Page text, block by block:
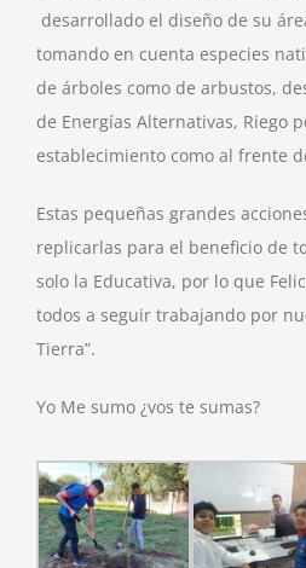
desarrollado el diseño de su
tomando en cuenta especies
de árboles como de arbustos,
de Energías Alternativas, Riego
establecimiento como al frente
Estas pequeñas grandes
replicarlas para el beneficio de
solo la Educativa, por lo que
todos a seguir trabajando por
Tierra”.
Yo Me sumo ¿vos te sumas?